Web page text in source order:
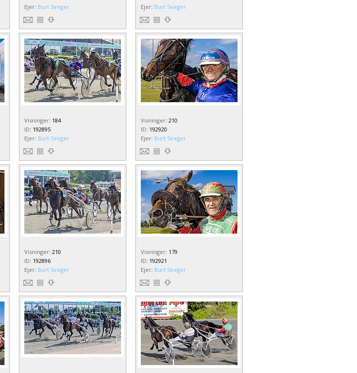
Ejer: Burt Seeger
Ejer: Burt Seeger
Visninger: 184
ID: 192895
Ejer: Burt Seeger
Visninger: 210
ID: 192920
Ejer: Burt Seeger
Visninger: 210
ID: 192896
Ejer: Burt Seeger
Visninger: 179
ID: 192921
Ejer: Burt Seeger